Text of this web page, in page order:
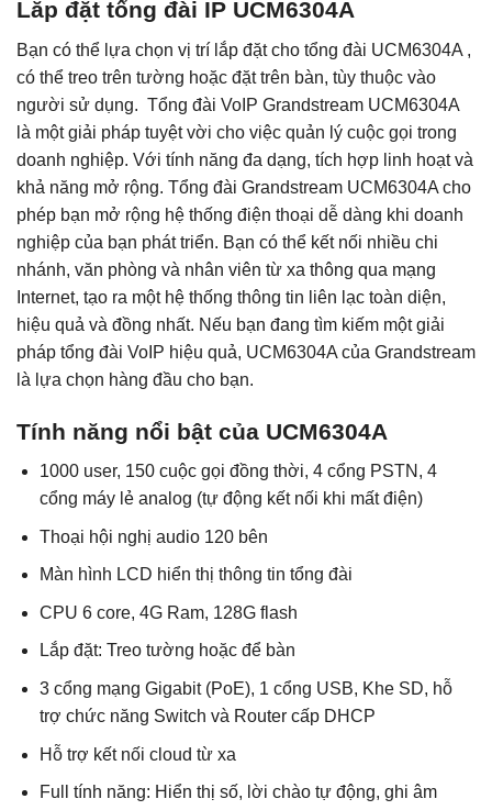
Lắp đặt tổng đài IP UCM6304A
Bạn có thể lựa chọn vị trí lắp đặt cho tổng đài UCM6304A ,
có thể treo trên tường hoặc đặt trên bàn, tùy thuộc vào
người sử dụng. Tổng đài VoIP Grandstream UCM6304A
là một giải pháp tuyệt vời cho việc quản lý cuộc gọi trong
doanh nghiệp. Với tính năng đa dạng, tích hợp linh hoạt và
khả năng mở rộng. Tổng đài Grandstream UCM6304A cho
phép bạn mở rộng hệ thống điện thoại dễ dàng khi doanh
nghiệp của bạn phát triển. Bạn có thể kết nối nhiều chi
nhánh, văn phòng và nhân viên từ xa thông qua mạng
Internet, tạo ra một hệ thống thông tin liên lạc toàn diện,
hiệu quả và đồng nhất. Nếu bạn đang tìm kiếm một giải
pháp tổng đài VoIP hiệu quả, UCM6304A của Grandstream
là lựa chọn hàng đầu cho bạn.
Tính năng nổi bật của UCM6304A
1000 user, 150 cuộc gọi đồng thời, 4 cổng PSTN, 4
cổng máy lẻ analog (tự động kết nối khi mất điện)
Thoại hội nghị audio 120 bên
Màn hình LCD hiển thị thông tin tổng đài
CPU 6 core, 4G Ram, 128G flash
Lắp đặt: Treo tường hoặc để bàn
3 cổng mạng Gigabit (PoE), 1 cổng USB, Khe SD, hỗ
trợ chức năng Switch và Router cấp DHCP
Hỗ trợ kết nối cloud từ xa
Full tính năng: Hiển thị số, lời chào tự động, ghi âm